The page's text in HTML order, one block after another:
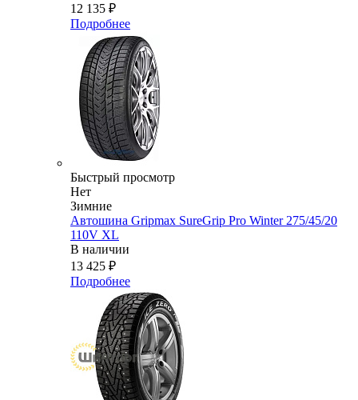
12 135 ₽
Подробнее
Быстрый просмотр
Нет
Зимние
Автошина Gripmax SureGrip Pro Winter 275/45/20
110V XL
В наличии
13 425 ₽
Подробнее